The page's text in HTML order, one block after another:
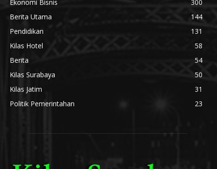
Ekonomi Bisnis
300
Berita Utama
144
Pendidikan
131
Kilas Hotel
58
Berita
54
Kilas Surabaya
50
Kilas Jatim
31
Politik Pemerintahan
23